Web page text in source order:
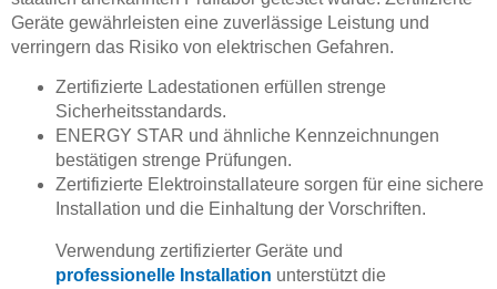
Geräte gewährleisten eine zuverlässige Leistung und
verringern das Risiko von elektrischen Gefahren.
Zertifizierte Ladestationen erfüllen strenge
Sicherheitsstandards.
ENERGY STAR und ähnliche Kennzeichnungen
bestätigen strenge Prüfungen.
Zertifizierte Elektroinstallateure sorgen für eine sichere
Installation und die Einhaltung der Vorschriften.
Verwendung zertifizierter Geräte und
professionelle Installation unterstützt die